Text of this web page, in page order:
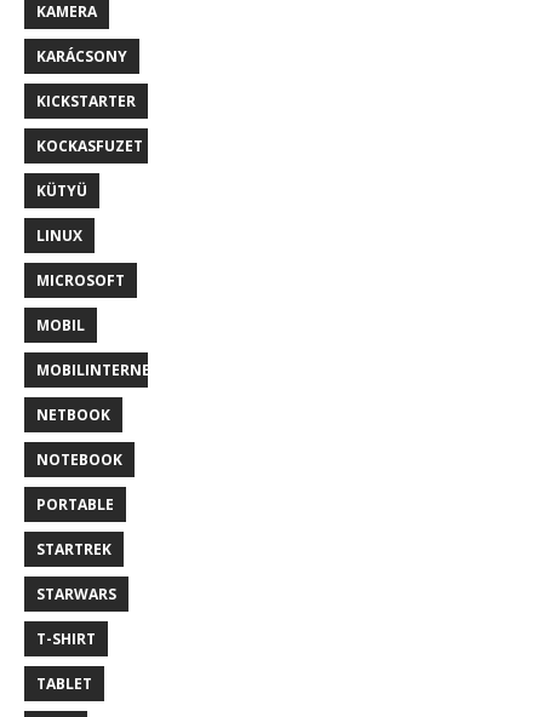
KAMERA
KARÁCSONY
KICKSTARTER
KOCKASFUZET
KÜTYÜ
LINUX
MICROSOFT
MOBIL
MOBILINTERNET
NETBOOK
NOTEBOOK
PORTABLE
STARTREK
STARWARS
T-SHIRT
TABLET